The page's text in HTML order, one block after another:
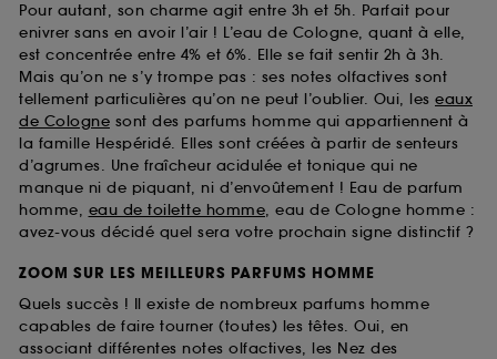
Pour autant, son charme agit entre 3h et 5h. Parfait pour
enivrer sans en avoir l’air ! L’eau de Cologne, quant à elle,
est concentrée entre 4% et 6%. Elle se fait sentir 2h à 3h.
Mais qu’on ne s’y trompe pas : ses notes olfactives sont
tellement particulières qu’on ne peut l’oublier. Oui, les eaux
de Cologne sont des parfums homme qui appartiennent à
la famille Hespéridé. Elles sont créées à partir de senteurs
d’agrumes. Une fraîcheur acidulée et tonique qui ne
manque ni de piquant, ni d’envoûtement ! Eau de parfum
homme, eau de toilette homme, eau de Cologne homme :
avez-vous décidé quel sera votre prochain signe distinctif ?
ZOOM SUR LES MEILLEURS PARFUMS HOMME
Quels succès ! Il existe de nombreux parfums homme
capables de faire tourner (toutes) les têtes. Oui, en
associant différentes notes olfactives, les Nez des